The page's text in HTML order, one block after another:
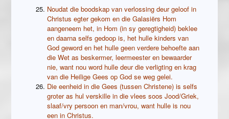
Noudat die boodskap van verlossing deur geloof in
Christus egter gekom en die Galasiërs Hom
aangeneem het, in Hom (in sy geregtigheid) beklee
en daarna selfs gedoop is, het hulle kinders van
God geword en het hulle geen verdere behoefte aan
die Wet as beskermer, leermeester en bewaarder
nie, want nou word hulle deur die verligting en krag
van die Heilige Gees op God se weg gelei.
Die eenheid in die Gees (tussen Christene) is selfs
groter as hul verskille in die vlees soos Jood/Griek,
slaaf/vry persoon en man/vrou, want hulle is nou
een in Christus.